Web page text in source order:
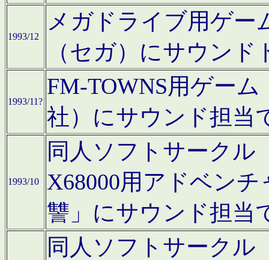
1993/12
メガドライブ用ゲー
（セガ）にサウン
1993/11?
FM-TOWNS用ゲー
社）にサウンド担当
1993/10
同人ソフトサークル
X68000用アドベン
讐」にサウンド担当
同人ソフトサークル